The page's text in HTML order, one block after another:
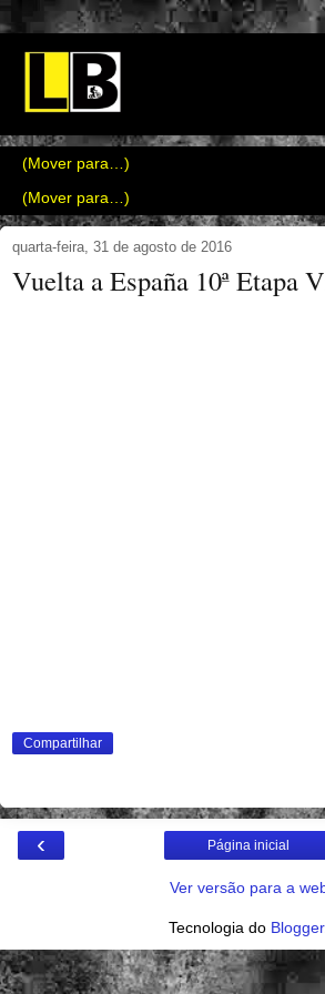
quarta-feira, 31 de agosto de 2016
Vuelta a España 10ª Etapa
Compartilhar
‹ Página inicial
Ver versão para a
Tecnologia do Blogger.